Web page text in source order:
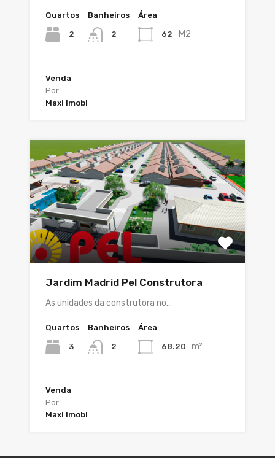
Quartos
2
Banheiros
2
Área
62 M2
Venda
Por
Maxi Imobi
Jardim Madrid Pel Construtora
As unidades da construtora no…
Quartos
3
Banheiros
2
Área
68.20 m²
Venda
Por
Maxi Imobi